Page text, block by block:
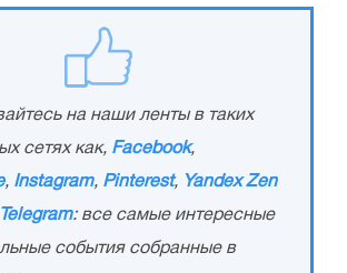
на наши ленты в таких
сетях как, Facebook,
, Instagram, Pinterest, Yandex Zen
Telegram: все самые интересные
события собранные в